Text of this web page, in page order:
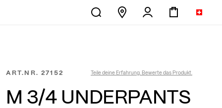
ART.NR. 27152 Teile deine Erfahrung. Bewerte das Produkt.
M 3/4 UNDERPANTS